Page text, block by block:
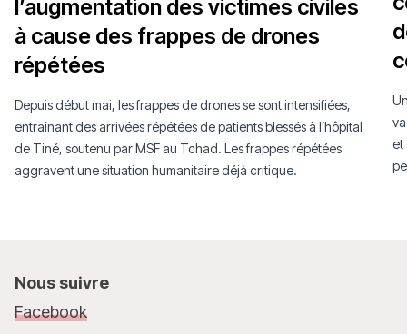
l’augmentation des victimes civiles
à cause des frappes de drones
répétées
Depuis début mai, les frappes de drones se sont intensifiées,
entraînant des arrivées répétées de patients blessés à l’hôpital
de Tiné, soutenu par MSF au Tchad. Les frappes répétées
aggravent une situation humanitaire déjà critique.
et
Nous suivre
Facebook